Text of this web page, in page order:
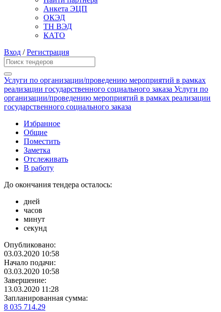
Анкета ЭЦП
ОКЭД
ТН ВЭД
КАТО
Вход /Регистрация
Услуги по организации/проведению мероприятий в рамках
реализации государственного социального заказа Услуги по
организации/проведению мероприятий в рамках реализации
государственного социального заказа
Избранное
Общие
Поместить
Заметка
Отслеживать
В работу
До окончания тендера осталось:
дней
часов
минут
секунд
Опубликовано:
03.03.2020 10:58
Начало подачи:
03.03.2020 10:58
Завершение:
13.03.2020 11:28
Запланированная сумма:
8 035 714.29